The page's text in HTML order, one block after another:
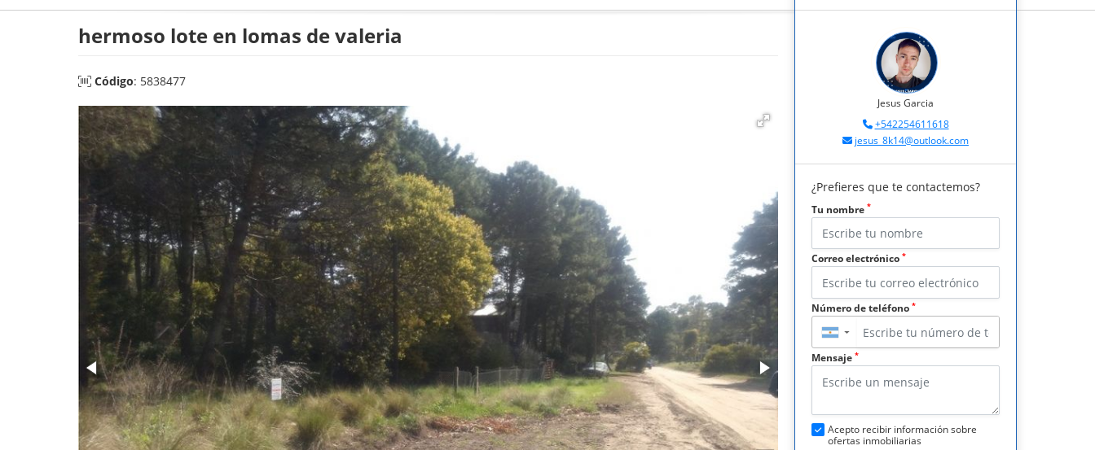
hermoso lote en lomas de valeria
Código: 5838477
Jesus Garcia
+542254611618
jesus_8k14@outlook.com
¿Prefieres que te contactemos?
Tu nombre *
Correo electrónico *
Número de teléfono *
▼
Mensaje *
Acepto recibir información sobre
ofertas inmobiliarias